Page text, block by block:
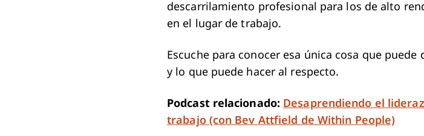
descarrilamiento profesional para los de alto
en el lugar de trabajo.
Escuche para conocer esa única cosa que
y lo que puede hacer al respecto.
Podcast relacionado: Desaprendiendo el
trabajo (con Bev Attfield de Within People)